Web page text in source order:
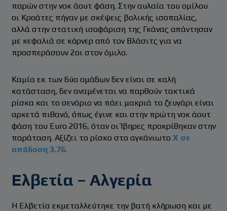
παρών στην νοκ άουτ φάση. Στην αυλαία του ομίλου
οι Κροάτες πήγαν με σκέψεις βολικής ισοπαλίας,
αλλά στην στατική ισοφάριση της Γκάνας απάντησαν
με κεφαλιά σε κόρνερ από τον Βλάσιτς για να
προσπεράσουν 2οι στον όμιλο.
Καμία εκ των δύο ομάδων δεν είναι σε καλή
κατάσταση, δεν αναμένεται να παρθούν τακτικά
ρίσκα και το σενάριο να πάει μακριά το ζευγάρι είναι
αρκετά πιθανό, όπως έγινε και στην πρώτη νοκ άουτ
φάση του Euro 2016, όταν οι Ίβηρες προκρίθηκαν στην
παράταση. Αξίζει το ρίσκο στο αγκάνιωτο Χ σε
απόδοση 3.76.
Ελβετία – Αλγερία
Η Ελβετία εκμεταλλεύτηκε την βατή κλήρωση και με